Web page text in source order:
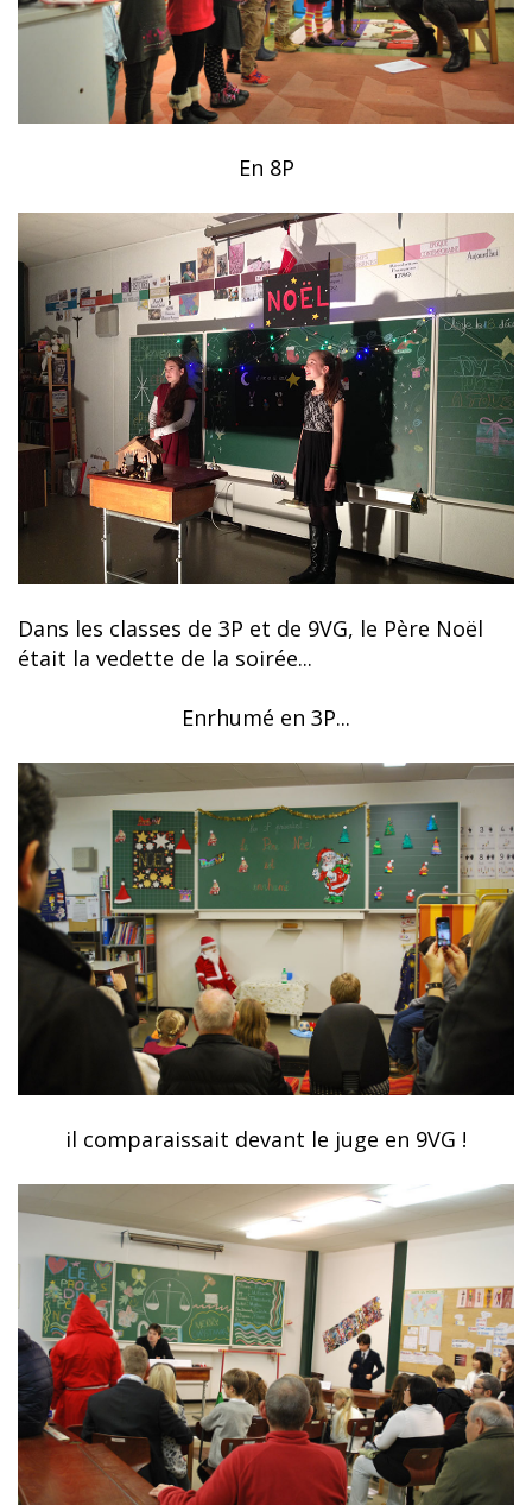
En 8P
Dans les classes de 3P et de 9VG, le Père Noël
était la vedette de la soirée...
Enrhumé en 3P...
il comparaissait devant le juge en 9VG !